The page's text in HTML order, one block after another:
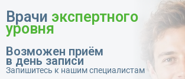
Врачи экспертного
уровня
Возможен приём
в день записи
Запишитесь к нашим специалистам